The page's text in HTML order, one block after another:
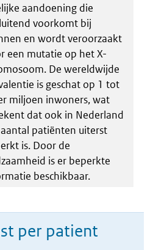
aandoening die
voorkomt bij
en wordt veroorzaakt
een mutatie op het X-
De wereldwijde
is geschat op 1 tot
miljoen inwoners, wat
dat ook in Nederland
patiënten uiterst
is. Door de
is er beperkte
beschikbaar.
per patient